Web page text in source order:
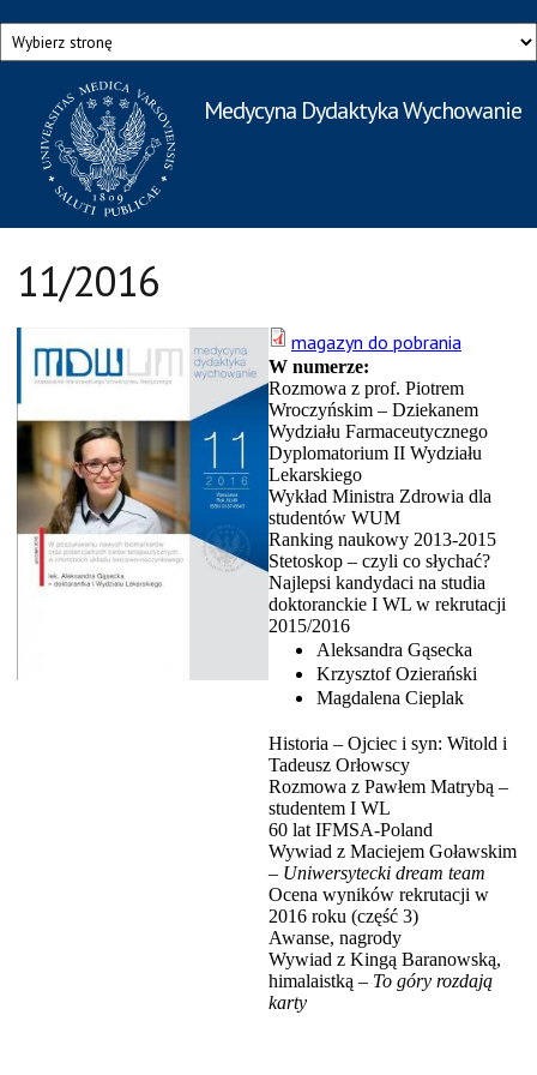
Przejdź do treści
Medycyna Dydaktyka Wychowanie
Rzecznik Prasowy
Warszawskiego Uniwersytetu Medycznego
11/2016
magazyn do pobrania
W numerze:
Rozmowa z prof. Piotrem
Wroczyńskim – Dziekanem
Wydziału Farmaceutycznego
Dyplomatorium II Wydziału
Lekarskiego
Wykład Ministra Zdrowia dla
studentów WUM
Ranking naukowy 2013-2015
Stetoskop – czyli co słychać?
Najlepsi kandydaci na studia
doktoranckie I WL w rekrutacji
2015/2016
Aleksandra Gąsecka
Krzysztof Ozierański
Magdalena Cieplak
Historia – Ojciec i syn: Witold i
Tadeusz Orłowscy
Rozmowa z Pawłem Matrybą –
studentem I WL
60 lat IFMSA-Poland
Wywiad z Maciejem Goławskim
– Uniwersytecki dream team
Ocena wyników rekrutacji w
2016 roku (część 3)
Awanse, nagrody
Wywiad z Kingą Baranowską,
himalaistką – To góry rozdają
karty